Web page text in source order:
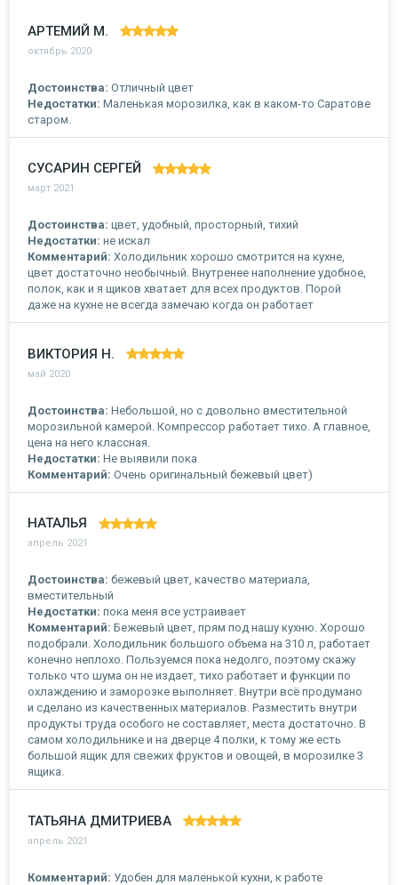
АРТЕМИЙ М.
октябрь 2020
Достоинства: Отличный цвет
Недостатки: Маленькая морозилка, как в каком-то Саратове
старом.
СУСАРИН CЕРГЕЙ
март 2021
Достоинства: цвет, удобный, просторный, тихий
Недостатки: не искал
Комментарий: Холодильник хорошо смотрится на кухне,
цвет достаточно необычный. Внутренее наполнение удобное,
полок, как и я щиков хватает для всех продуктов. Порой
даже на кухне не всегда замечаю когда он работает
ВИКТОРИЯ Н.
май 2020
Достоинства: Небольшой, но с довольно вместительной
морозильной камерой. Компрессор работает тихо. А главное,
цена на него классная.
Недостатки: Не выявили пока
Комментарий: Очень оригинальный бежевый цвет)
НАТАЛЬЯ
апрель 2021
Достоинства: бежевый цвет, качество материала,
вместительный
Недостатки: пока меня все устраивает
Комментарий: Бежевый цвет, прям под нашу кухню. Хорошо
подобрали. Холодильник большого объема на 310 л, работает
конечно неплохо. Пользуемся пока недолго, поэтому скажу
только что шума он не издает, тихо работает и функции по
охлаждению и заморозке выполняет. Внутри всё продумано
и сделано из качественных материалов. Разместить внутри
продукты труда особого не составляет, места достаточно. В
самом холодильнике и на дверце 4 полки, к тому же есть
большой ящик для свежих фруктов и овощей, в морозилке 3
ящика.
ТАТЬЯНА ДМИТРИЕВА
апрель 2021
Комментарий: Удобен для маленькой кухни, к работе